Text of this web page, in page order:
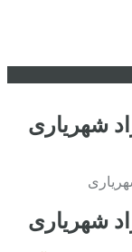
شهریاری
شهریاری